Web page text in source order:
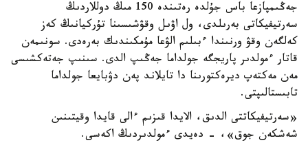
جەڭىمپازعا باس جۇلدە رەتىندە 150 مىڭ دوللاردىڭ
سەرتيفيكاتى بەرىلدى، ول اۋىل وقۋشىسىنا تۇركيانىڭ كەز
كەلگەن وقۋ ورنىندا ءبىلىم الۋعا مۇمكىندىك بەرەدى. سونىمەن
قاتار ءمولدىر پاريجگە جولداما جەڭىپ الدى. سىنىپ جەتەكشىسى
مەن مەكتەپ ديرەكتورىنا دا تايلاند پەن دۋبايعا جولداما
تابىستالىپتى.
«سەرتيفيكاتتى الدىق، الايدا قىزىم ءالى قايدا وقيتىنىن
شەشكەن جوق»، - دەيدى ءمولدىردىڭ اكەسى.